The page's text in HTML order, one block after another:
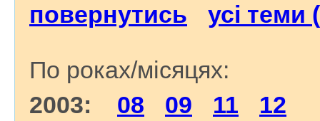
повернутись усі теми
По роках/місяцях:
2003: 08 09 11
12